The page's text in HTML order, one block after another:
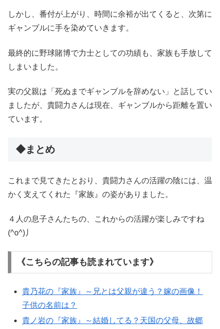
しかし、番付が上がり、時間に余裕が出てくると、次第に
ギャンブルに手を染めていきます。
最終的に野球賭博で力士としての功績も、家族も手放して
しまいました。
実の父親は「死ぬまでギャンブルを辞めない」と話してい
ましたが、貴闘力さんは現在、ギャンブルから距離を置い
ています。
◆まとめ
これまで見てきたとおり、貴闘力さんの活躍の陰には、温
かく支えてくれた『家族』の姿がありました。
４人の息子さんたちの、これからの活躍が楽しみですね
(^o^)丿
《こちらの記事も読まれています》
貴乃花の『家族』～兄とは父親が違う？嫁の画像！
子供の名前は？
貴ノ岩の『家族』～結婚してる？天国の父母、故郷